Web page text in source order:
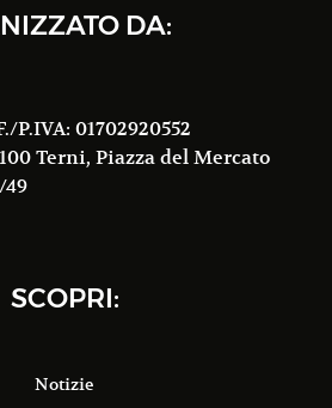
DA:
P.IVA: 01702920552
Terni, Piazza del Mercato
49
SCOPRI:
Notizie